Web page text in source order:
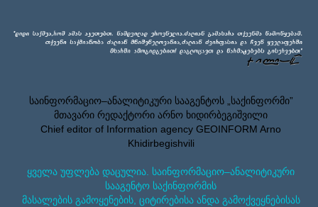
საინფორმაციო–ანალიტიკური სააგენტოს „საქინფორმი”
მთავარი რედაქტორი არნო ხიდირბეგიშვილი
Chief editor of Information agency GEOINFORM Arno
Khidirbegishvili
ყველა უფლება დაცულია. საინფორმაციო–ანალიტიკური
სააგენტო საქინფორმის
მასალების გამოყენების, ციტირებისა ანდა გამოქვეყნებისას